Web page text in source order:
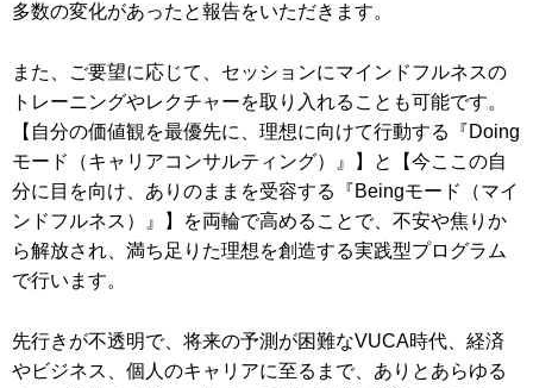
多数の変化があったと報告をいただきます。
また、ご要望に応じて、セッションにマインドフルネスの
トレーニングやレクチャーを取り入れることも可能です。
【自分の価値観を最優先に、理想に向けて行動する『Doing
モード（キャリアコンサルティング）』】と【今ここの自
分に目を向け、ありのままを受容する『Beingモード（マイ
ンドフルネス）』】を両輪で高めることで、不安や焦りか
ら解放され、満ち足りた理想を創造する実践型プログラム
で行います。
先行きが不透明で、将来の予測が困難なVUCA時代、経済
やビジネス、個人のキャリアに至るまで、ありとあらゆる